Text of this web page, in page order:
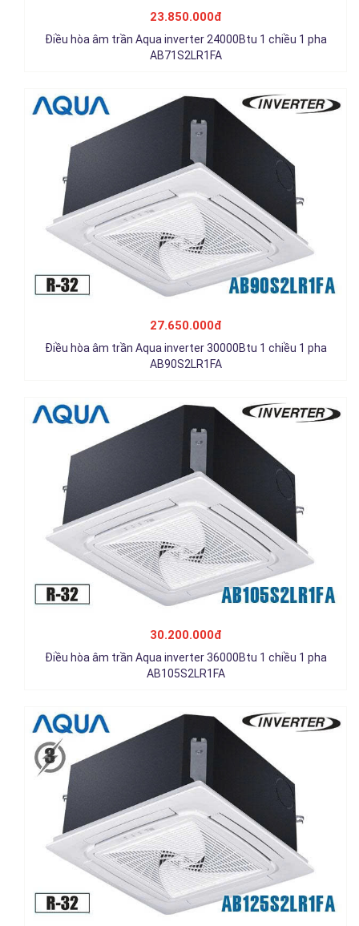
23.850.000đ
Điều hòa âm trần Aqua inverter 24000Btu 1 chiều 1 pha
AB71S2LR1FA
27.650.000đ
Điều hòa âm trần Aqua inverter 30000Btu 1 chiều 1 pha
AB90S2LR1FA
Chi tiết
30.200.000đ
Điều hòa âm trần Aqua inverter 36000Btu 1 chiều 1 pha
AB105S2LR1FA
Điều hòa âm trần Aqua inverter 36000Btu 1 chiều 1 pha
Chi tiết
Điều hòa âm trần Aqua inverter 42000Btu 1 chiều 3 pha
Chi tiết
Điều hòa âm trần Aqua inverter 48000Btu 1 chiều 3 pha